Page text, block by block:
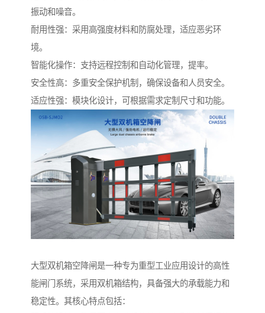
振动和噪音。
耐用性强：采用高强度材料和防腐处理，适应恶劣环
境。
智能化操作：支持远程控制和自动化管理，提率。
安全性高：多重安全保护机制，确保设备和人员安全。
适应性强：模块化设计，可根据需求定制尺寸和功能。
大型双机箱空降闸是一种专为重型工业应用设计的高性
能闸门系统，采用双机箱结构，具备强大的承载能力和
稳定性。其核心特点包括：